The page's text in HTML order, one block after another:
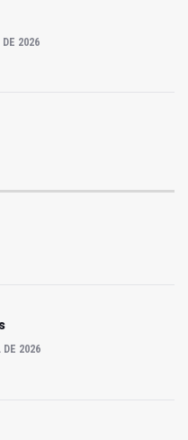
DE 2026
DE 2026